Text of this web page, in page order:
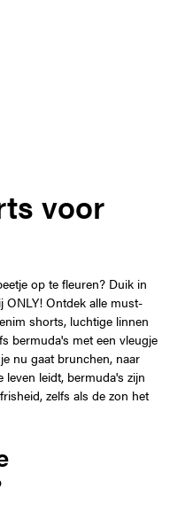
voor
op te fleuren? Duik in
ONLY! Ontdek alle must-
shorts, luchtige linnen
bermuda's met een vleugje
nu gaat brunchen, naar
leidt, bermuda's zijn
zelfs als de zon het